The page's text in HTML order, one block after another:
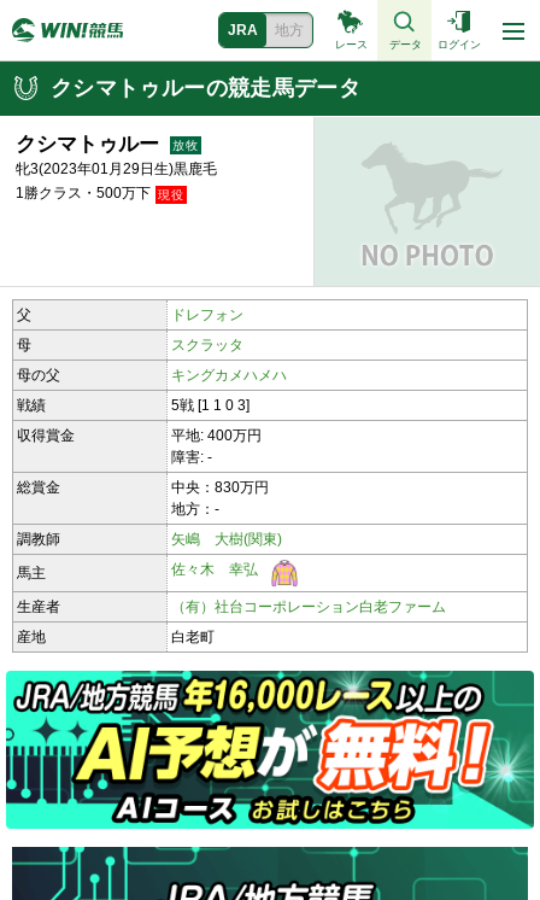
JRA 地方
レース データ ログイン
クシマトゥルーの競走馬データ
クシマトゥルー
牝3(2023年01月29日生)黒鹿毛
1勝クラス・500万下
父
ドレフォン
母
スクラッタ
母の父
キングカメハメハ
戦績
5戦 [1 1 0 3]
収得賞金
平地: 400万円
障害: -
総賞金
中央：830万円
地方：-
調教師
矢嶋 大樹(関東)
馬主
佐々木 幸弘
生産者
（有）社台コーポレーション白老ファーム
産地
白老町